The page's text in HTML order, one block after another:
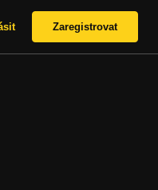
Zaregistrovat